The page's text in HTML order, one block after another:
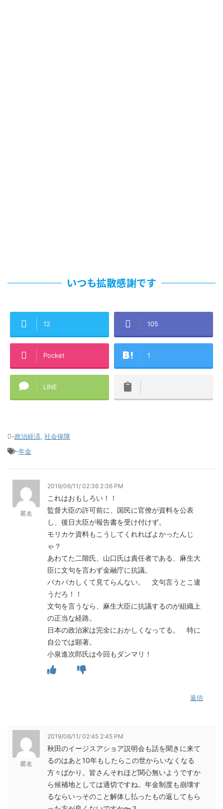
いつも拡散感謝です
12 105
Pocket 1
LINE
-政治経済, 社会保障
-年金
匿名
2019/06/11/ 02:36 2:36 PM
これはおもしろい！！
監督大臣の許可前に、国民に官僚が資料を公表
し、後日大臣が報告書を受け付けず。
モリカケ資料もこうしてくれればよかったんじ
ゃ？
あわてた二階氏、山口氏は責任者である、麻生大
臣に文句を言わず金融庁に抗議。
バカバカしくて見てらんない。 文句言うとこ違
うだろ！！
文句を言うなら、麻生大臣に抗議するのが組織上
の正当な経路。
日本の政治家は完全におかしくなってる。 特に
自公では顕著。
小泉進次郎氏は今回もダンマリ！
返信
匿名
2019/06/11/ 02:45 2:45 PM
秋田のイージスアショア説明会も話を聞きに来て
るのはあと10年もしたらこの世からいなくなる
方々ばかり。皆さんそれほど関心無いようですか
ら候補地としては適切ですね。年金制度も崩壊す
るならいっそのこと解体し払ったもの返してもら